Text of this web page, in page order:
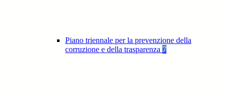
Piano triennale per la prevenzione della
corruzione e della trasparenza 7